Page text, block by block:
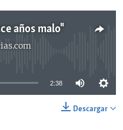
años malo"
available
2:38
Descargar